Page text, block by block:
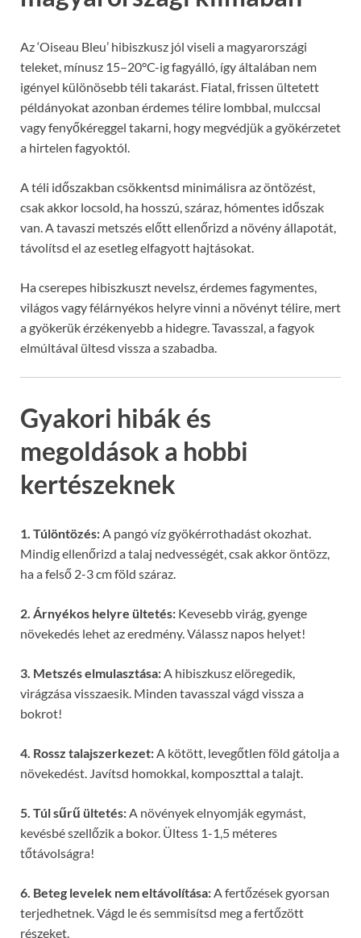
Az ‘Oiseau Bleu’ hibiszkusz jól viseli a magyarországi
teleket, mínusz 15–20°C-ig fagyálló, így általában nem
igényel különösebb téli takarást. Fiatal, frissen ültetett
példányokat azonban érdemes télire lombbal, mulccsal
vagy fenyőkéreggel takarni, hogy megvédjük a gyökérzetet
a hirtelen fagyoktól.
A téli időszakban csökkentsd minimálisra az öntözést,
csak akkor locsold, ha hosszú, száraz, hómentes időszak
van. A tavaszi metszés előtt ellenőrizd a növény állapotát,
távolítsd el az esetleg elfagyott hajtásokat.
Ha cserepes hibiszkuszt nevelsz, érdemes fagymentes,
világos vagy félárnyékos helyre vinni a növényt télire, mert
a gyökerük érzékenyebb a hidegre. Tavasszal, a fagyok
elmúltával ültesd vissza a szabadba.
Gyakori hibák és
megoldások a hobbi
kertészeknek
1. Túlöntözés:A pangó víz gyökérrothadást okozhat.
Mindig ellenőrizd a talaj nedvességét, csak akkor öntözz,
ha a felső 2-3 cm föld száraz.
2. Árnyékos helyre ültetés: Kevesebb virág, gyenge
növekedés lehet az eredmény. Válassz napos helyet!
3. Metszés elmulasztása:A hibiszkusz elöregedik,
virágzása visszaesik. Minden tavasszal vágd vissza a
bokrot!
4. Rossz talajszerkezet:A kötött, levegőtlen föld gátolja a
növekedést. Javítsd homokkal, komposzttal a talajt.
5. Túl sűrű ültetés:A növények elnyomják egymást,
kevésbé szellőzik a bokor. Ültess 1-1,5 méteres
tőtávolságra!
6. Beteg levelek nem eltávolítása:A fertőzések gyorsan
terjedhetnek. Vágd le és semmisítsd meg a fertőzött
részeket.